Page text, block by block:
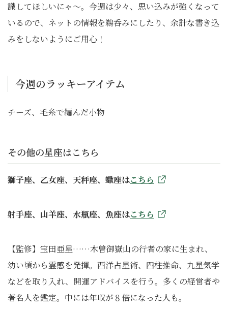
識してほしいにゃ〜。今週は少々、思い込みが強くなって
いるので、ネットの情報を鵜呑みにしたり、余計な書き込
みをしないようにご用心！
今週のラッキーアイテム
チーズ、毛糸で編んだ小物
その他の星座はこちら
獅子座、乙女座、天秤座、蠍座はこちら
射手座、山羊座、水瓶座、魚座はこちら
【監修】宝田亜星……木曽御嶽山の行者の家に生まれ、
幼い頃から霊感を発揮。西洋占星術、四柱推命、九星気学
などを取り入れ、開運アドバイスを行う。多くの経営者や
著名人を鑑定。中には年収が８倍になった人も。